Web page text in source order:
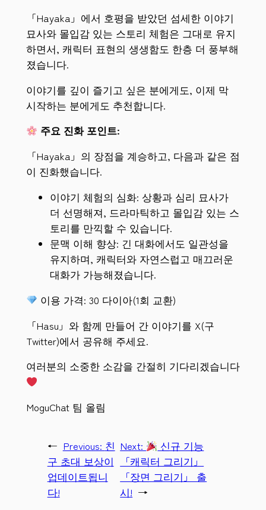
「Hayaka」에서 호평을 받았던 섬세한 이야기
묘사와 몰입감 있는 스토리 체험은 그대로 유지
하면서, 캐릭터 표현의 생생함도 한층 더 풍부해
졌습니다.
이야기를 깊이 즐기고 싶은 분에게도, 이제 막
시작하는 분에게도 추천합니다.
주요 진화 포인트:
「Hayaka」의 장점을 계승하고, 다음과 같은 점
이 진화했습니다.
이야기 체험의 심화: 상황과 심리 묘사가
더 선명해져, 드라마틱하고 몰입감 있는 스
토리를 만끽할 수 있습니다.
문맥 이해 향상: 긴 대화에서도 일관성을
유지하며, 캐릭터와 자연스럽고 매끄러운
대화가 가능해졌습니다.
이용 가격: 30 다이아(1회 교환)
「Hasu」와 함께 만들어 간 이야기를 X(구
Twitter)에서 공유해 주세요.
여러분의 소중한 소감을 간절히 기다리겠습니다
MoguChat 팀 올림
← Previous: 친
구 초대 보상이
업데이트됩니
다!
Next:
신규 기능
「캐릭터 그리기」
「장면 그리기」 출
시! →